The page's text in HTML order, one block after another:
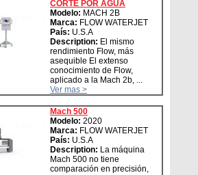
CORTE POR AGUA
Modelo: MACH 2B
Marca: FLOW WATERJET
País: U.S.A
Description: El mismo
rendimiento Flow, más
asequible El extenso
conocimiento de Flow,
aplicado a la Mach 2b, ...
Ver mas >
Mach 500
Modelo: 2020
Marca: FLOW WATERJET
País: U.S.A
Description: La máquina
Mach 500 no tiene
comparación en precisión,